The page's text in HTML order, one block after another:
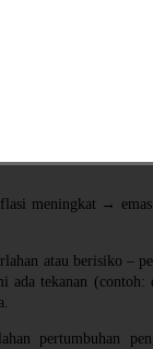
mengikut kategori:
menurun, emas
meningkat →
atau berisiko –
ada tekanan
pertumbuhan